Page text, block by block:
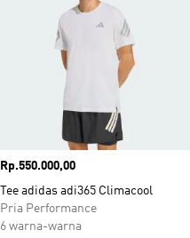
Harga
Rp.550.000,00
Tee adidas adi365 Climacool
Pria Performance
6 warna-warna